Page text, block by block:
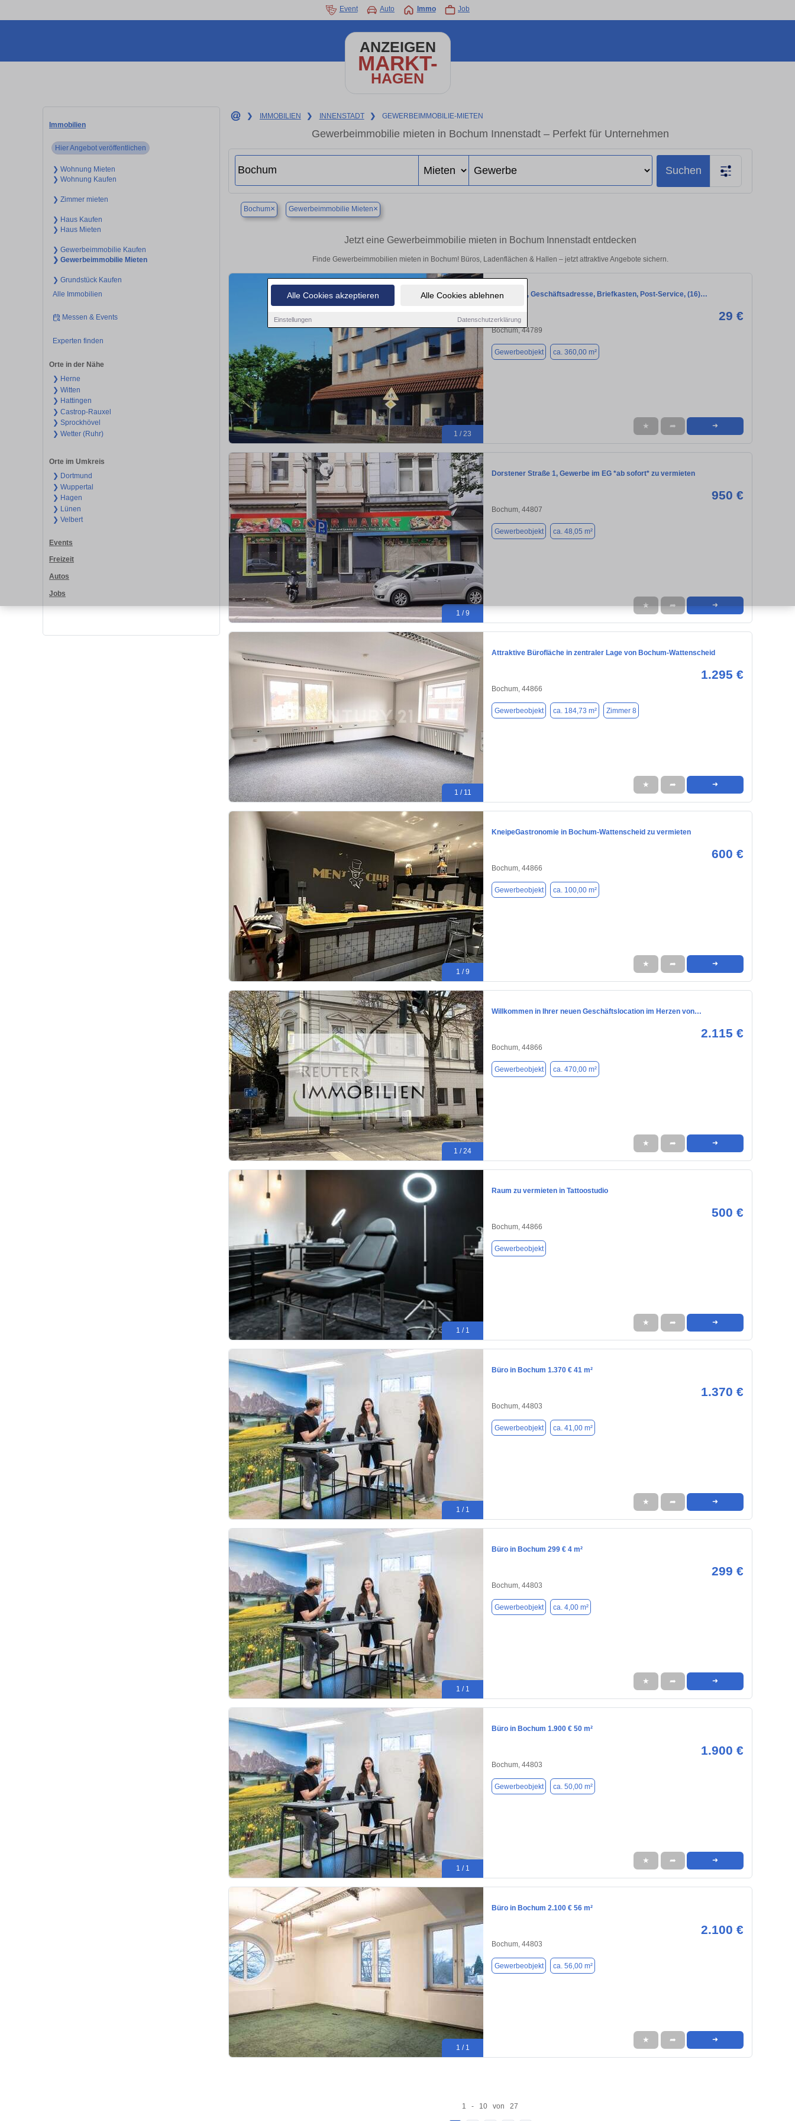
Alle Cookies akzeptieren Alle Cookies ablehnen
Einstellungen Datenschutzerklärung
Event Auto Immo Job
ANZEIGEN
MARKT-
HAGEN
Immobilien
Hier Angebot veröffentlichen
❯ Wohnung Mieten
❯ Wohnung Kaufen
❯ Zimmer mieten
❯ Haus Kaufen
❯ Haus Mieten
❯ Gewerbeimmobilie Kaufen
❯ Gewerbeimmobilie Mieten
❯ Grundstück Kaufen
Alle Immobilien
Messen & Events
Experten finden
Orte in der Nähe
❯ Herne
❯ Witten
❯ Hattingen
❯ Castrop-Rauxel
❯ Sprockhövel
❯ Wetter (Ruhr)
Orte im Umkreis
❯ Dortmund
❯ Wuppertal
❯ Hagen
❯ Lünen
❯ Velbert
Events
Freizeit
Autos
Jobs
❯ IMMOBILIEN ❯ INNENSTADT ❯ GEWERBEIMMOBILIE-MIETEN
Gewerbeimmobilie mieten in Bochum Innenstadt – Perfekt für Unternehmen
Suchen
Bochum× Gewerbeimmobilie Mieten×
Jetzt eine Gewerbeimmobilie mieten in Bochum Innenstadt entdecken
Finde Gewerbeimmobilien mieten in Bochum! Büros, Ladenflächen & Hallen – jetzt attraktive Angebote sichern.
1 / 23
Firmensitz, Geschäftsadresse, Briefkasten, Post-Service, (16)…
29 €
Bochum, 44789
Gewerbeobjekt ca. 360,00 m²
★ ➦ ➜
1 / 9
Dorstener Straße 1, Gewerbe im EG *ab sofort* zu vermieten
950 €
Bochum, 44807
Gewerbeobjekt ca. 48,05 m²
★ ➦ ➜
1 / 11
Attraktive Bürofläche in zentraler Lage von Bochum-Wattenscheid
1.295 €
Bochum, 44866
Gewerbeobjekt ca. 184,73 m² Zimmer 8
★ ➦ ➜
1 / 9
KneipeGastronomie in Bochum-Wattenscheid zu vermieten
600 €
Bochum, 44866
Gewerbeobjekt ca. 100,00 m²
★ ➦ ➜
1 / 24
Willkommen in Ihrer neuen Geschäftslocation im Herzen von…
2.115 €
Bochum, 44866
Gewerbeobjekt ca. 470,00 m²
★ ➦ ➜
1 / 1
Raum zu vermieten in Tattoostudio
500 €
Bochum, 44866
Gewerbeobjekt
★ ➦ ➜
1 / 1
Büro in Bochum 1.370 € 41 m²
1.370 €
Bochum, 44803
Gewerbeobjekt ca. 41,00 m²
★ ➦ ➜
1 / 1
Büro in Bochum 299 € 4 m²
299 €
Bochum, 44803
Gewerbeobjekt ca. 4,00 m²
★ ➦ ➜
1 / 1
Büro in Bochum 1.900 € 50 m²
1.900 €
Bochum, 44803
Gewerbeobjekt ca. 50,00 m²
★ ➦ ➜
1 / 1
Büro in Bochum 2.100 € 56 m²
2.100 €
Bochum, 44803
Gewerbeobjekt ca. 56,00 m²
★ ➦ ➜
1 - 10 von 27